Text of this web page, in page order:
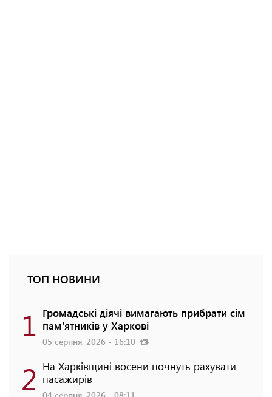
ТОП НОВИНИ
1 Громадські діячі вимагають прибрати сім
пам'ятників у Харкові
05 серпня, 2026 - 16:10
2 На Харківщині восени почнуть рахувати
пасажирів